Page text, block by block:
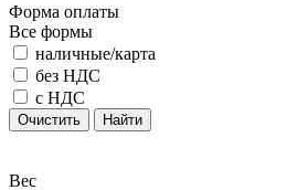
Форма оплаты
Все формы
наличные/карта
без НДС
с НДС
Очистить Найти
Вес